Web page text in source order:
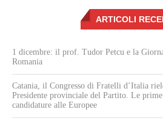
ARTICOLI
1 dicembre: il prof. Tudor Petcu e la
Romania
Catania, il Congresso di Fratelli d’Italia
Presidente provinciale del Partito. Le
candidature alle Europee